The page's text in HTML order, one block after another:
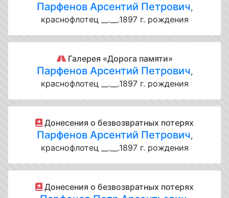
Парфенов Арсентий Петрович,
краснофлотец __.__.1897 г. рождения
Галерея «Дорога памяти»
Парфенов Арсентий Петрович,
краснофлотец __.__.1897 г. рождения
Донесения о безвозвратных потерях
Парфенов Арсентий Петрович,
краснофлотец __.__.1897 г. рождения
Донесения о безвозвратных потерях